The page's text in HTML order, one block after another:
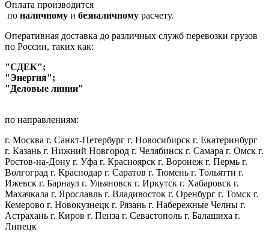
Оплата производится
по наличному и безналичному расчету.
Оперативная доставка до различных служб перевозки грузов
по России, таких как:
"СДЕК";
"Энергия";
"Деловые линии"
по направлениям:
г. Москва г. Санкт-Петербург г. Новосибирск г. Екатеринбург
г. Казань г. Нижний Новгород г. Челябинск г. Самара г. Омск г.
Ростов-на-Дону г. Уфа г. Красноярск г. Воронеж г. Пермь г.
Волгоград г. Краснодар г. Саратов г. Тюмень г. Тольятти г.
Ижевск г. Барнаул г. Ульяновск г. Иркутск г. Хабаровск г.
Махачкала г. Ярославль г. Владивосток г. Оренбург г. Томск г.
Кемерово г. Новокузнецк г. Рязань г. Набережные Челны г.
Астрахань г. Киров г. Пенза г. Севастополь г. Балашиха г.
Липецк